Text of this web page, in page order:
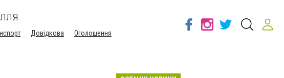
Довідкова Оголошення